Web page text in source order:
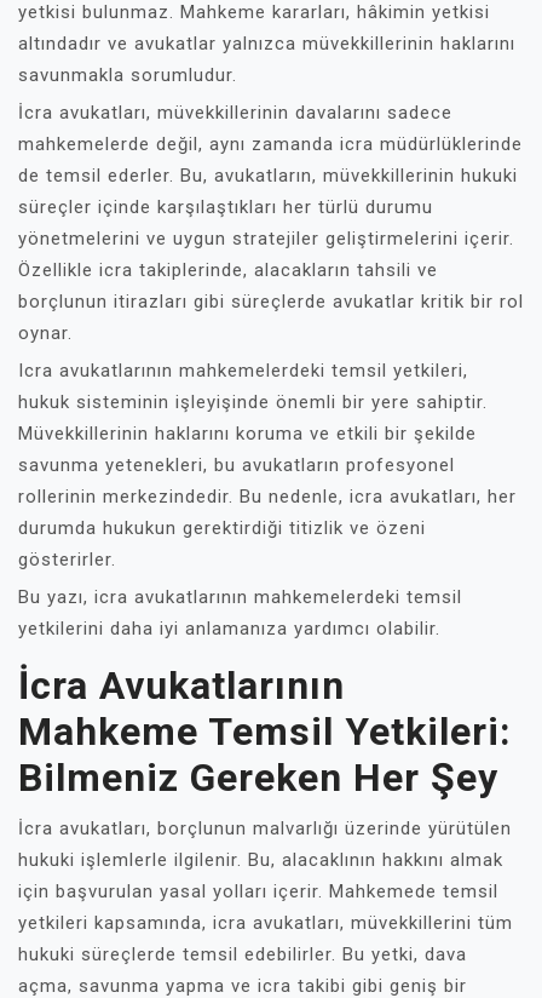
yetkisi bulunmaz. Mahkeme kararları, hâkimin yetkisi
altındadır ve avukatlar yalnızca müvekkillerinin haklarını
savunmakla sorumludur.
İcra avukatları, müvekkillerinin davalarını sadece
mahkemelerde değil, aynı zamanda icra müdürlüklerinde
de temsil ederler. Bu, avukatların, müvekkillerinin hukuki
süreçler içinde karşılaştıkları her türlü durumu
yönetmelerini ve uygun stratejiler geliştirmelerini içerir.
Özellikle icra takiplerinde, alacakların tahsili ve
borçlunun itirazları gibi süreçlerde avukatlar kritik bir rol
oynar.
Icra avukatlarının mahkemelerdeki temsil yetkileri,
hukuk sisteminin işleyişinde önemli bir yere sahiptir.
Müvekkillerinin haklarını koruma ve etkili bir şekilde
savunma yetenekleri, bu avukatların profesyonel
rollerinin merkezindedir. Bu nedenle, icra avukatları, her
durumda hukukun gerektirdiği titizlik ve özeni
gösterirler.
Bu yazı, icra avukatlarının mahkemelerdeki temsil
yetkilerini daha iyi anlamanıza yardımcı olabilir.
İcra Avukatlarının
Mahkeme Temsil Yetkileri:
Bilmeniz Gereken Her Şey
İcra avukatları, borçlunun malvarlığı üzerinde yürütülen
hukuki işlemlerle ilgilenir. Bu, alacaklının hakkını almak
için başvurulan yasal yolları içerir. Mahkemede temsil
yetkileri kapsamında, icra avukatları, müvekkillerini tüm
hukuki süreçlerde temsil edebilirler. Bu yetki, dava
açma, savunma yapma ve icra takibi gibi geniş bir